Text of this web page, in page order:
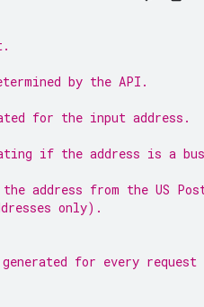
by the API.
for the input address.
if the address is a
address from the US
only).
for every